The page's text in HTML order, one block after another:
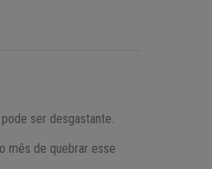
ser desgastante.
mês de quebrar esse